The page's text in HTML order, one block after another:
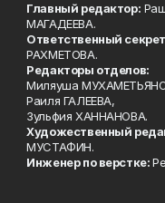
Главный редактор:
МАГАДЕЕВА.
Ответственный
РАХМЕТОВА.
Редакторы отделов:
Миляуша
Раиля ГАЛЕЕВА,
Зульфия ХАННАНОВА.
Художественный
МУСТАФИН.
Инженер по верстке: